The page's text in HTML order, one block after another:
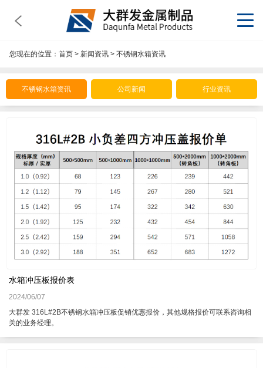
您现在的位置： 首页> 新闻资讯> 不锈钢水箱资讯
不锈钢水箱资讯 公司新闻 行业资讯
水箱冲压板报价表
2024/06/07
大群发 316L#2B不锈钢水箱冲压板促销优惠报价，其他规格报价可联系咨询相
关的业务经理。